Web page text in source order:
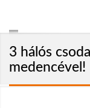
3 hálós
medencével!